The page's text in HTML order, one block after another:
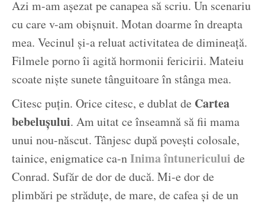
Azi m-am așezat pe canapea să scriu. Un scenariu
cu care v-am obișnuit. Motan doarme în dreapta
mea. Vecinul și-a reluat activitatea de dimineață.
Filmele porno îi agită hormonii fericirii. Mateiu
scoate niște sunete tânguitoare în stânga mea.
Citesc puțin. Orice citesc, e dublat de Cartea
bebelușului. Am uitat ce înseamnă să fii mama
unui nou-născut. Tânjesc după povești colosale,
tainice, enigmatice ca-nInima întunericului de
Conrad. Sufăr de dor de ducă. Mi-e dor de
plimbări pe străduțe, de mare, de cafea și de un